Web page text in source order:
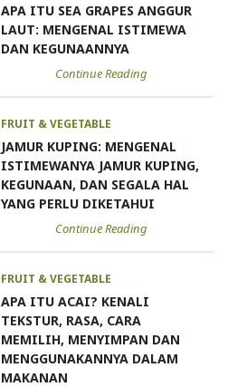
APA ITU SEA GRAPES ANGGUR
LAUT: MENGENAL ISTIMEWA
DAN KEGUNAANNYA
Continue Reading
FRUIT & VEGETABLE
JAMUR KUPING: MENGENAL
ISTIMEWANYA JAMUR KUPING,
KEGUNAAN, DAN SEGALA HAL
YANG PERLU DIKETAHUI
Continue Reading
FRUIT & VEGETABLE
APA ITU ACAI? KENALI
TEKSTUR, RASA, CARA
MEMILIH, MENYIMPAN DAN
MENGGUNAKANNYA DALAM
MAKANAN